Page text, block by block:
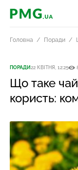
PMG.ua
Головна Поради
ПОРАДИ22 КВІТНЯ, 12:25
Що таке
користь: